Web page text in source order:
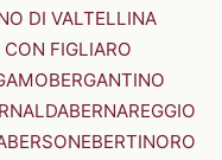
DI VALTELLINA
CON FIGLIARO
BERGANTINO
BERNAREGGIO
BERSONEBERTINORO